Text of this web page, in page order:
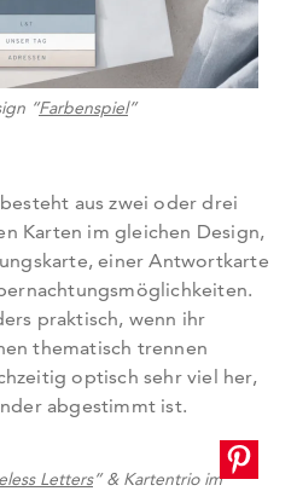
“Farbenspiel”
aus zwei oder drei
Karten im gleichen Design,
einer Antwortkarte
praktisch, wenn ihr
thematisch trennen
optisch sehr viel her,
abgestimmt ist.
Letters” & Kartentrio im